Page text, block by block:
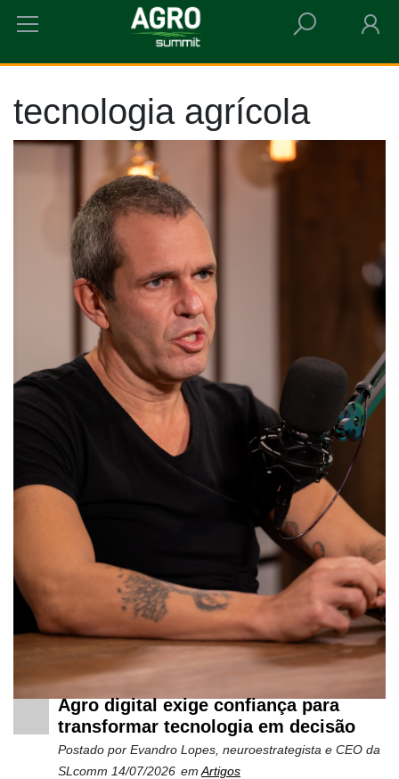
HOME TECNOLOGIA AGRÍCOLA
tecnologia agrícola
Agro digital exige confiança para
transformar tecnologia em decisão
Postado por Evandro Lopes, neuroestrategista e CEO da
SLcomm 14/07/2026 em Artigos